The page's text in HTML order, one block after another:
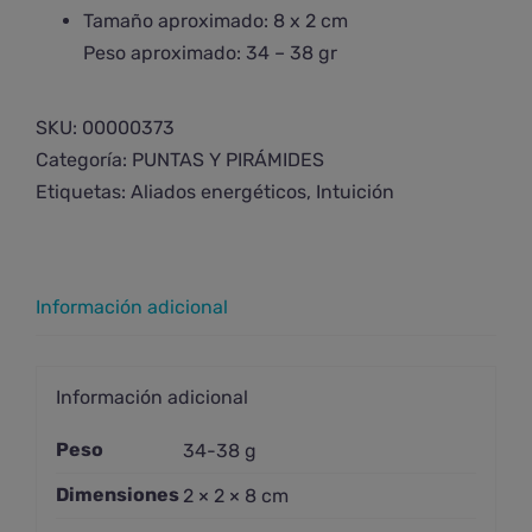
Tamaño aproximado: 8 x 2 cm
Peso aproximado: 34 – 38 gr
SKU: 00000373
Categoría: PUNTAS Y PIRÁMIDES
Etiquetas: Aliados energéticos, Intuición
Información adicional
Información adicional
Peso
34-38 g
Dimensiones 2 × 2 × 8 cm